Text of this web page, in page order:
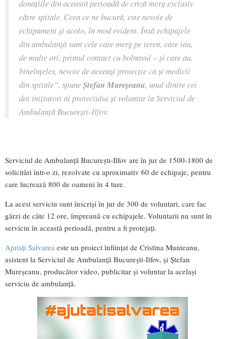
donațiile din această perioadă de criză merg exclusiv
către spitale. Ceea ce ne bucură, este nevoie de
echipament și acolo, în mod evident. Însă echipajele
din ambulanță sunt cele care merg pe teren, care iau,
de multe ori, primul contact cu bolnavul – și care au,
bineînțeles, nevoie de aceeași protecție ca și medicii
din spitale”, spuneȘtefan Mureșeanu, unul dintre cei
doi inițiatori ai proiectului și voluntar la Serviciul de
Ambulanță București-Ilfov.
Serviciul de Ambulanță București-Ilfov are în jur de 1500-1800 de
solicitări într-o zi, rezolvate cu aproximativ 60 de echipaje, pentru
care lucrează 800 de oameni în 4 ture.
La acest serviciu sunt înscriși în jur de 300 de voluntari, care fac
gărzi de câte 12 ore, împreună cu echipajele. Voluntarii nu sunt în
serviciu în această perioadă, pentru a fi protejați.
Ajutați Salvarea este un proiect înființat de Cristina Munteanu,
asistent la Serviciul de Ambulanță București-Ilfov, și Ștefan
Mureșeanu, producător video, publicitar și voluntar la același
serviciu de ambulanță.